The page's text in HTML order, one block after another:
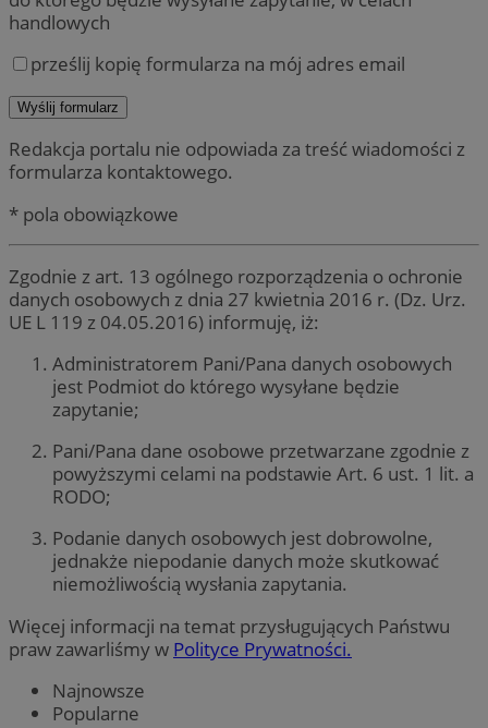
handlowych
prześlij kopię formularza na mój adres email
Redakcja portalu nie odpowiada za treść wiadomości z
formularza kontaktowego.
* pola obowiązkowe
Zgodnie z art. 13 ogólnego rozporządzenia o ochronie
danych osobowych z dnia 27 kwietnia 2016 r. (Dz. Urz.
UE L 119 z 04.05.2016) informuję, iż:
Administratorem Pani/Pana danych osobowych
jest Podmiot do którego wysyłane będzie
zapytanie;
Pani/Pana dane osobowe przetwarzane zgodnie z
powyższymi celami na podstawie Art. 6 ust. 1 lit. a
RODO;
Podanie danych osobowych jest dobrowolne,
jednakże niepodanie danych może skutkować
niemożliwością wysłania zapytania.
Więcej informacji na temat przysługujących Państwu
praw zawarliśmy w Polityce Prywatności.
Najnowsze
Popularne